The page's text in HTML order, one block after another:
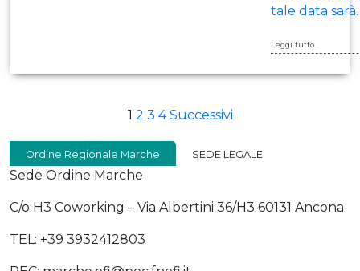
tale data
Leggi tutto...
PAGINAZIONE
ARTICOLI
1 2 3 4 Successivi
Ordine Regionale Marche SEDE LEGALE
Sede Ordine Marche
C/o H3 Coworking – Via Albertini 36/H3 60131 Ancona
TEL: +39 3932412803